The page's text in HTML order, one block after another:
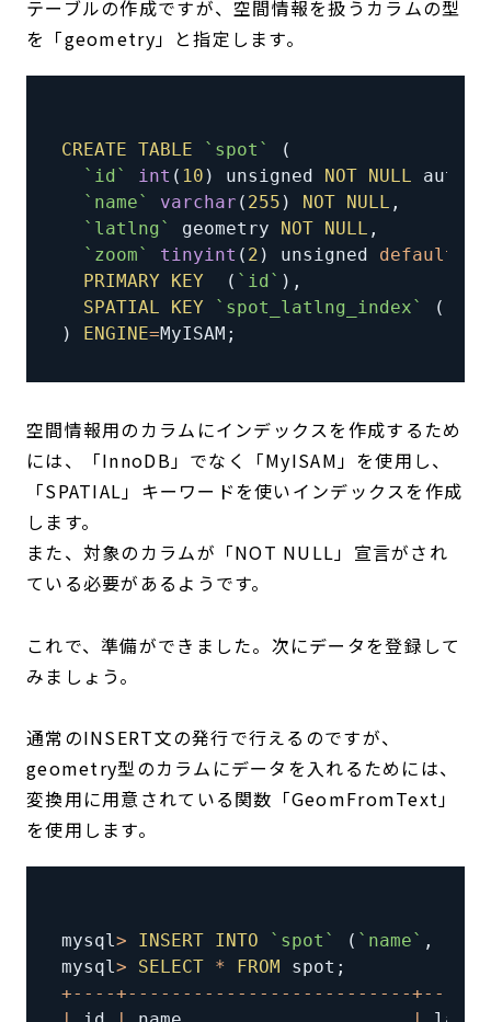
テーブルの作成ですが、空間情報を扱うカラムの型
を「geometry」と指定します。
CREATE TABLE ` spot `
(
` id` int ( 10 ) unsigned NOT NULL
` name` varchar ( 255 ) NOT NULL ,
` latlng` geometry NOT NULL ,
` zoom` tinyint ( 2 ) unsigned default
PRIMARY
KEY ( ` id` ) ,
SPATIAL
KEY ` spot_latlng_index` (
)
ENGINE=MyISAM ;
空間情報用のカラムにインデックスを作成するため
には、「InnoDB」でなく「MyISAM」を使用し、
「SPATIAL」キーワードを使いインデックスを作成
します。
また、対象のカラムが「NOT NULL」宣言がされ
ている必要があるようです。
これで、準備ができました。次にデータを登録して
みましょう。
通常のINSERT文の発行で行えるのですが、
geometry型のカラムにデータを入れるためには、
変換用に用意されている関数「GeomFromText」
を使用します。
mysql> INSERT INTO ` spot ` ( ` name ` ,
mysql> SELECT * FROM spot ;
+-- --+-- -- -- -- -- -- -- -- -- -- -- -- --+--